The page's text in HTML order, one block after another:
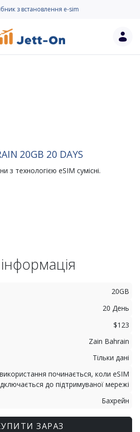
з встановлення e-sim
20GB 20 DAYS
з технологією eSIM сумісні.
20GB
20 День
$123
Zain Bahrain
Тільки дані
починається, коли eSIM
до підтримуваної мережі
Бахрейн
ЗАРАЗ